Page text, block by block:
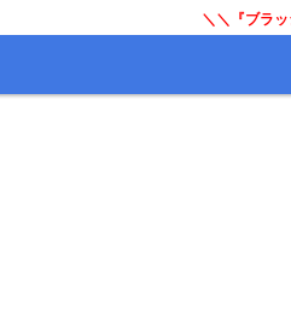
＼＼『ブラ